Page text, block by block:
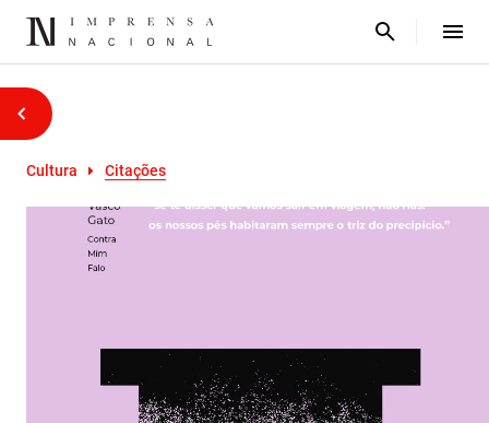
Cultura Citações